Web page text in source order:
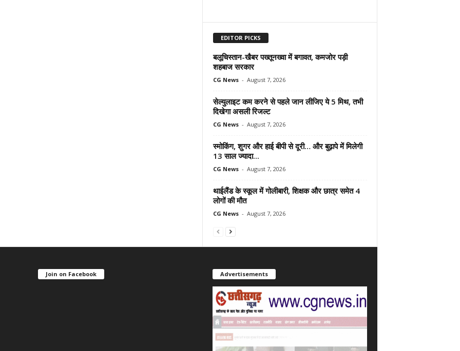
EDITOR PICKS
बलूचिस्तान-खैबर पख्तूनख्वा में बगावत, कमजोर पड़ी
शहबाज सरकार
CG News - August 7, 2026
सेल्युलाइट कम करने से पहले जान लीजिए ये 5 मिथ, तभी
दिखेगा असली रिजल्ट
CG News - August 7, 2026
स्मोकिंग, शुगर और हाई बीपी से दूरी… और बुढ़ापे में मिलेगी
13 साल ज्यादा...
CG News - August 7, 2026
थाईलैंड के स्कूल में गोलीबारी, शिक्षक और छात्र समेत 4
लोगों की मौत
CG News - August 7, 2026
Join on Facebook Advertisements